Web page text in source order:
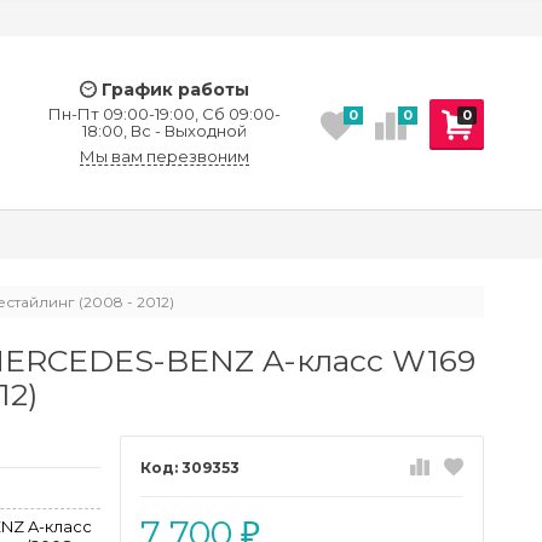
График работы
Пн-Пт 09:00-19:00, Сб 09:00-
18:00, Вс - Выходной
Мы вам перезвоним
0
0 0
(2008 - 2012)
BENZ A-класс W169
309353
7 700 ₽
A-класс